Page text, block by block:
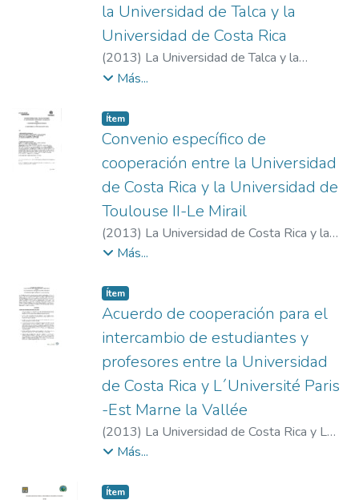
la Universidad de Talca y la
Universidad de Costa Rica
(2013) La Universidad de Talca y la
Universidad de Costa Rica
Más...
Item type:
Ítem,
Convenio específico de
cooperación entre la Universidad
de Costa Rica y la Universidad de
Toulouse II-Le Mirail
(2013) La Universidad de Costa Rica y la
Universidad de Toulouse II-Le Mirail
Más...
Item type:
Ítem,
Acuerdo de cooperación para el
intercambio de estudiantes y
profesores entre la Universidad
de Costa Rica y L´Université Paris
-Est Marne la Vallée
(2013) La Universidad de Costa Rica y L
´Université Paris -Est Marne la Vallée
Más...
Item type:
Ítem,